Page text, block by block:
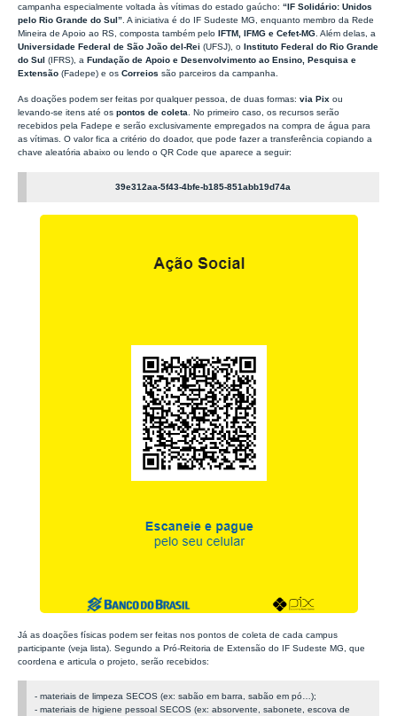
campanha especialmente voltada às vítimas do estado gaúcho: “IF Solidário: Unidos
pelo Rio Grande do Sul” . A iniciativa é do IF Sudeste MG, enquanto membro da Rede
Mineira de Apoio ao RS, composta também pelo IFTM, IFMG e Cefet-MG . Além delas, a
Universidade Federal de São João del-Rei (UFSJ), o Instituto Federal do Rio Grande
do Sul (IFRS), a Fundação de Apoio e Desenvolvimento ao Ensino, Pesquisa e
Extensão (Fadepe) e os Correios são parceiros da campanha.
As doações podem ser feitas por qualquer pessoa, de duas formas: via Pix ou
levando-se itens até os pontos de coleta . No primeiro caso, os recursos serão
recebidos pela Fadepe e serão exclusivamente empregados na compra de água para
as vítimas. O valor fica a critério do doador, que pode fazer a transferência copiando a
chave aleatória abaixo ou lendo o QR Code que aparece a seguir:
39e312aa-5f43-4bfe-b185-851abb19d74a
Já as doações físicas podem ser feitas nos pontos de coleta de cada campus
participante (veja lista). Segundo a Pró-Reitoria de Extensão do IF Sudeste MG, que
coordena e articula o projeto, serão recebidos:
- materiais de limpeza SECOS (ex: sabão em barra, sabão em pó…);
- materiais de higiene pessoal SECOS (ex: absorvente, sabonete, escova de